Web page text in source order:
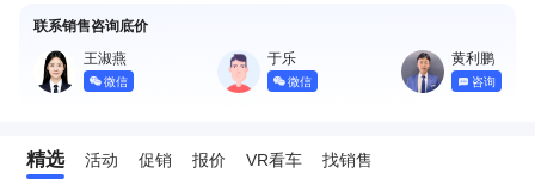
联系销售咨询底价
王淑燕
微信
于乐
微信
黄利鹏
咨询
精选 活动 促销 报价 VR看车 找销售